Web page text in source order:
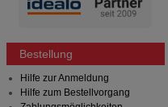
Bestellung
Hilfe zur Anmeldung
Hilfe zum Bestellvorgang